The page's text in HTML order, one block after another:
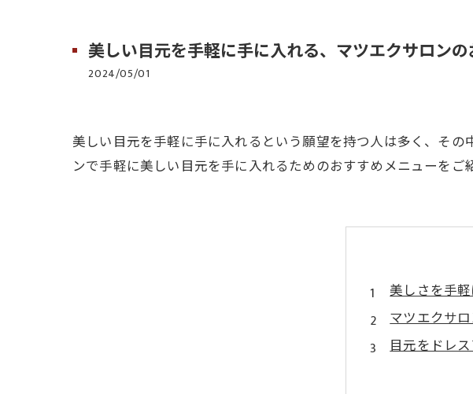
美しい目元を手軽に手に入れる、マツエクサロン
2024/05/01
美しい目元を手軽に手に入れるという願望を持つ人は多く、そ
ンで手軽に美しい目元を手に入れるためのおすすめメニューを
美しさを手
マツエクサ
目元をドレ
施術によっ